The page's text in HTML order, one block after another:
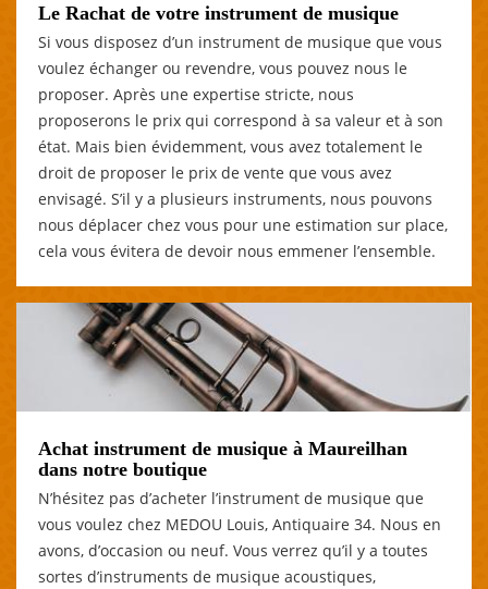
Le Rachat de votre instrument de musique
Si vous disposez d’un instrument de musique que vous
voulez échanger ou revendre, vous pouvez nous le
proposer. Après une expertise stricte, nous
proposerons le prix qui correspond à sa valeur et à son
état. Mais bien évidemment, vous avez totalement le
droit de proposer le prix de vente que vous avez
envisagé. S’il y a plusieurs instruments, nous pouvons
nous déplacer chez vous pour une estimation sur place,
cela vous évitera de devoir nous emmener l’ensemble.
Achat instrument de musique à Maureilhan
dans notre boutique
N’hésitez pas d’acheter l’instrument de musique que
vous voulez chez MEDOU Louis, Antiquaire 34. Nous en
avons, d’occasion ou neuf. Vous verrez qu’il y a toutes
sortes d’instruments de musique acoustiques,